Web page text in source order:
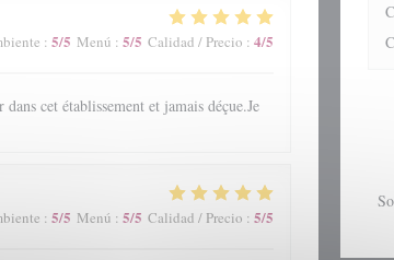
: 5/5 Menú : 5/5 Calidad / Precio : 4/5
cet établissement et jamais déçue.Je
: 5/5 Menú : 5/5 Calidad / Precio : 5/5